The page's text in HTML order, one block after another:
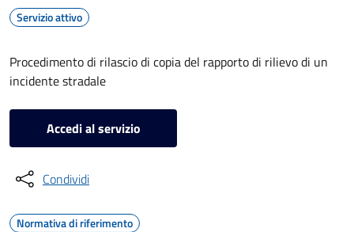
Servizio attivo
Procedimento di rilascio di copia del rapporto di rilievo di un
incidente stradale
Accedi al servizio
Condividi
Normativa di riferimento